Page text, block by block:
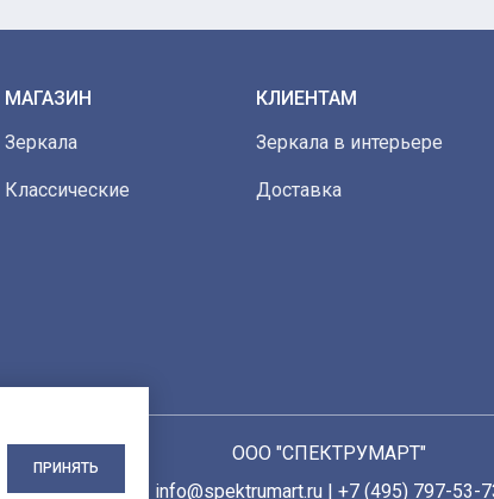
ПРИНЯТЬ
МАГАЗИН
Зеркала
Классические
КЛИЕНТАМ
Зеркала в интерьере
Доставка
ООО "СПЕКТРУМАРТ"
info@spektrumart.ru | +7 (495) 797-53-